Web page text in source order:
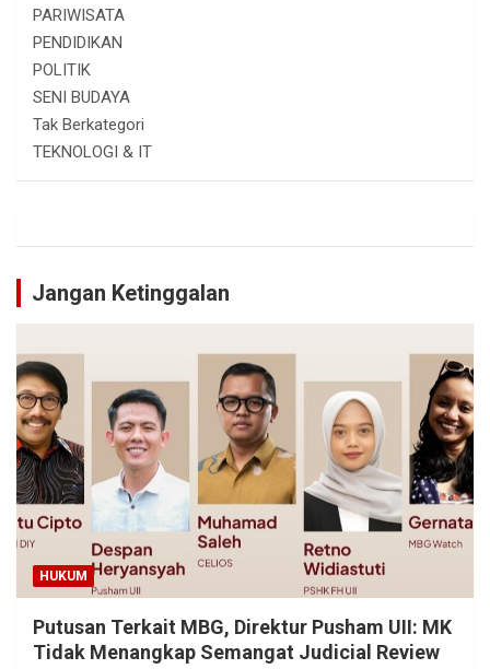
PARIWISATA
PENDIDIKAN
POLITIK
SENI BUDAYA
Tak Berkategori
TEKNOLOGI & IT
Jangan Ketinggalan
HUKUM
Putusan Terkait MBG, Direktur Pusham UII: MK
Tidak Menangkap Semangat Judicial Review